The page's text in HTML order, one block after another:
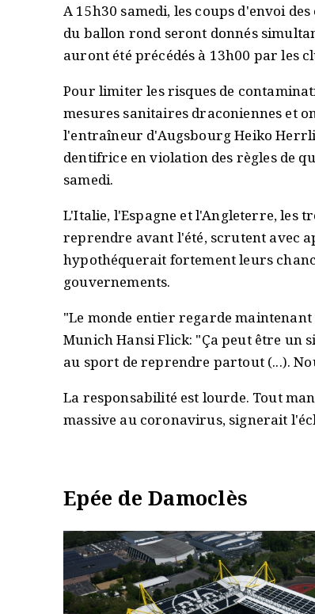
A 15h30 samedi, les coups d'envoi
du ballon rond seront donnés
auront été précédés à 13h00 par les
Pour limiter les risques de
mesures sanitaires draconiennes et
l'entraîneur d'Augsbourg Heiko
dentifrice en violation des règles de
samedi.
L'Italie, l'Espagne et l'Angleterre, les
reprendre avant l'été, scrutent avec
hypothéquerait fortement leurs
gouvernements.
"Le monde entier regarde
Munich Hansi Flick: "Ça peut être un
au sport de reprendre partout (...).
La responsabilité est lourde. Tout
massive au coronavirus, signerait
Epée de Damoclès